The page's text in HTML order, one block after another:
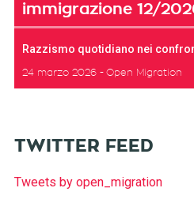
immigrazione 12/
Razzismo quotidiano nei
24 marzo 2026 Open Migration
TWITTER FEED
Tweets by open_migration